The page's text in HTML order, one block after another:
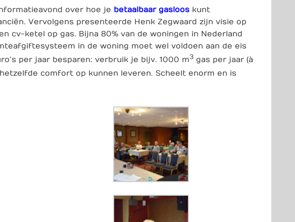
over hoe je betaalbaar gasloos kunt
Vervolgens presenteerde Henk Zegwaard zijn visie op
cv-ketel op gas. Bijna 80% van de woningen in Nederland
in de woning moet wel voldoen aan de eis
per jaar besparen: verbruik je bijv. 1000 m3 gas per jaar (à
comfort op kunnen leveren. Scheelt enorm en is